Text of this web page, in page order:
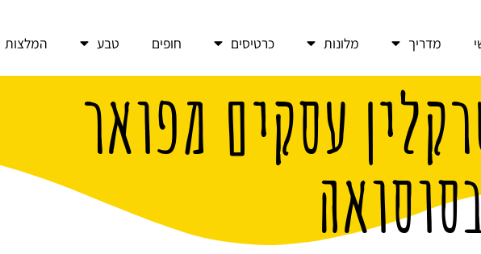
מדריך מלונות כרטיסים חופים טבע המלצות
עסקים מפואר